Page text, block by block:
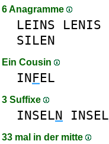
6 Anagramme
LEINS LENIS
SILEN
Ein Cousin
INFEL
3 Suffixe
INSELN INSEL
33 mal in der mitte